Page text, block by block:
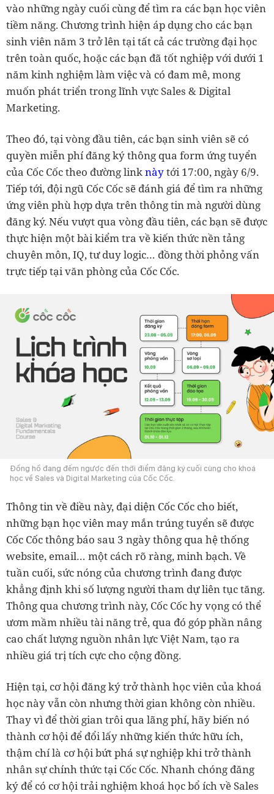
vào những ngày cuối cùng để tìm ra các bạn học viên
tiềm năng. Chương trình hiện áp dụng cho các bạn
sinh viên năm 3 trở lên tại tất cả các trường đại học
trên toàn quốc, hoặc các bạn đã tốt nghiệp với dưới 1
năm kinh nghiệm làm việc và có đam mê, mong
muốn phát triển trong lĩnh vực Sales & Digital
Marketing.
Theo đó, tại vòng đầu tiên, các bạn sinh viên sẽ có
quyền miễn phí đăng ký thông qua form ứng tuyển
của Cốc Cốc theo đường linknàytới 17:00, ngày 6/9.
Tiếp tới, đội ngũ Cốc Cốc sẽ đánh giá để tìm ra những
ứng viên phù hợp dựa trên thông tin mà người dùng
đăng ký. Nếu vượt qua vòng đầu tiên, các bạn sẽ được
thực hiện một bài kiểm tra về kiến thức nền tảng
chuyên môn, IQ, tư duy logic… đồng thời phỏng vấn
trực tiếp tại văn phòng của Cốc Cốc.
Đồng hồ đang đếm ngược đến thời điểm đăng ký cuối cùng cho khoá
học về Sales và Digital Marketing của Cốc Cốc.
Thông tin về điều này, đại diện Cốc Cốc cho biết,
những bạn học viên may mắn trúng tuyển sẽ được
Cốc Cốc thông báo sau 3 ngày thông qua hệ thống
website, email… một cách rõ ràng, minh bạch. Về
tuần cuối, sức nóng của chương trình đang được
khẳng định khi số lượng người tham dự liên tục tăng.
Thông qua chương trình này, Cốc Cốc hy vọng có thể
ươm mầm nhiều tài năng trẻ, qua đó góp phần nâng
cao chất lượng nguồn nhân lực Việt Nam, tạo ra
nhiều giá trị tích cực cho cộng đồng.
Hiện tại, cơ hội đăng ký trở thành học viên của khoá
học này vẫn còn nhưng thời gian không còn nhiều.
Thay vì để thời gian trôi qua lãng phí, hãy biến nó
thành cơ hội để đổi lấy những kiến thức hữu ích,
thậm chí là cơ hội bứt phá sự nghiệp khi trở thành
nhân sự chính thức tại Cốc Cốc. Nhanh chóng đăng
ký để có cơ hội trải nghiệm khoá học bổ ích về Sales